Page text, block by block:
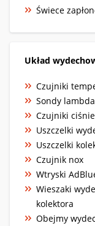
Świece
Układ
Czujniki
Sondy lambda
Czujniki
Uszczelki
Uszczelki
Czujnik nox
Wtryski
Wieszaki
kolektora
Obejmy